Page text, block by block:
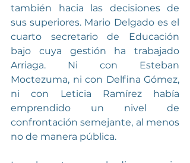
también hacia las decisiones de
sus superiores. Mario Delgado es el
cuarto secretario de Educación
bajo cuya gestión ha trabajado
Arriaga. Ni con Esteban
Moctezuma, ni con Delfina Gómez,
ni con Leticia Ramírez había
emprendido un nivel de
confrontación semejante, al menos
no de manera pública.